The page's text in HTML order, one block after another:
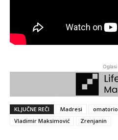
Oglasi
KLJUČNE REČI Madresi omatorio
Vladimir Maksimović
Zrenjanin